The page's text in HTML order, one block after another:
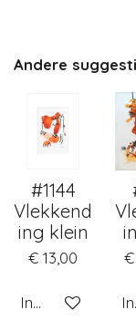
Andere
#1144
Vlekkend
ing klein
€ 13,00
In winkelwagen
€